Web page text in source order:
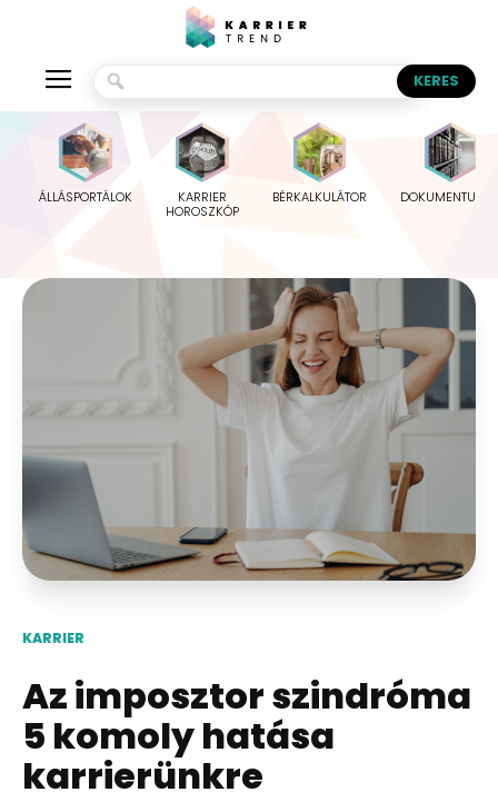
ÁLLÁSPORTÁLOK
KARRIER
HOROSZKÓP
BÉRKALKULÁTOR
KARRIER
Az imposztor szindróma
5 komoly hatása
karrierünkre